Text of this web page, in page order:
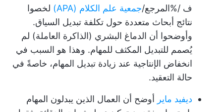
ف /%المرجع/جمعية علم الكلام (APA)
لخصوا
نتائج أبحاث متعددة حول تكلفة تبديل السياق.
وأوضحوا أن الدماغ البشري (الذاكرة العاملة) لم
يُصمم للتبديل المكثف للمهام. وهذا هو السبب في
انخفاض الإنتاجية عند زيادة تبديل المهام، خاصةً في
حالة التعقيد.
ديفيد ماير أوضح أن العمال الذين يبدلون المهام